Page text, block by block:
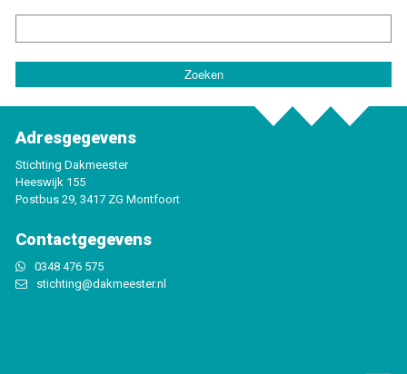
Adresgegevens
Stichting Dakmeester
Heeswijk 155
Postbus 29, 3417 ZG Montfoort
Contactgegevens
0348 476 575
stichting@dakmeester.nl